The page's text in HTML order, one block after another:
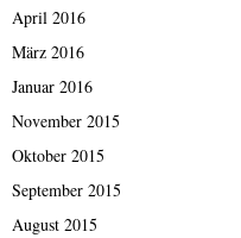
April 2016
März 2016
Januar 2016
November 2015
Oktober 2015
September 2015
August 2015